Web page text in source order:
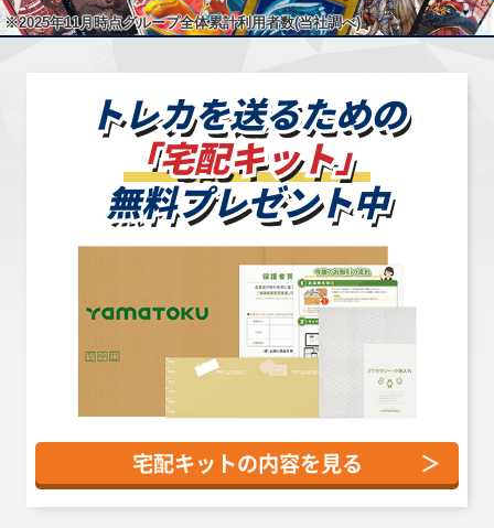
※2025年11月時点グループ全体累計利用者数(当社調べ)
トレカを送るための
「宅配キット」
無料プレゼント中
宅配キットの内容を見る ＞